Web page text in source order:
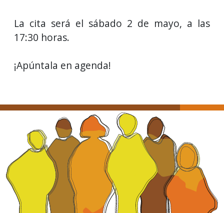
La cita será el sábado 2 de mayo, a las
17:30 horas.
¡Apúntala en agenda!